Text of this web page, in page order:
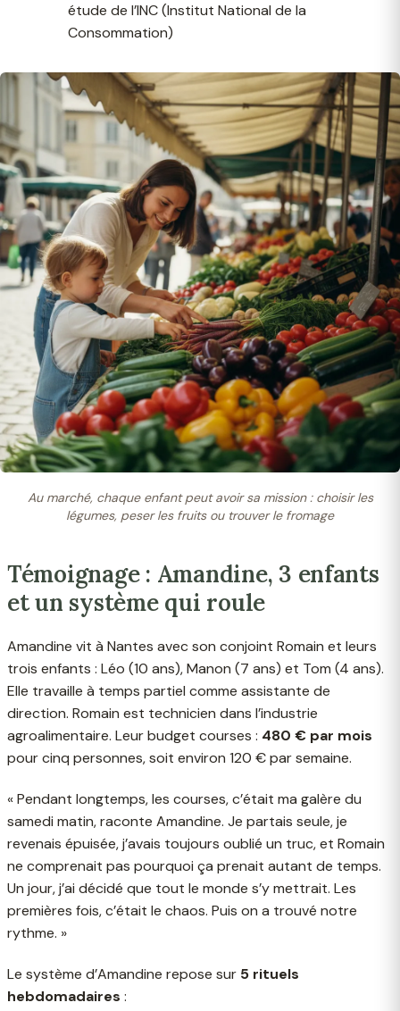
étude de l’INC (Institut National de la
Consommation)
Au marché, chaque enfant peut avoir sa mission : choisir les
légumes, peser les fruits ou trouver le fromage
Témoignage : Amandine, 3 enfants
et un système qui roule
Amandine vit à Nantes avec son conjoint Romain et leurs
trois enfants : Léo (10 ans), Manon (7 ans) et Tom (4 ans).
Elle travaille à temps partiel comme assistante de
direction. Romain est technicien dans l’industrie
agroalimentaire. Leur budget courses : 480 € par mois
pour cinq personnes, soit environ 120 € par semaine.
« Pendant longtemps, les courses, c’était ma galère du
samedi matin, raconte Amandine. Je partais seule, je
revenais épuisée, j’avais toujours oublié un truc, et Romain
ne comprenait pas pourquoi ça prenait autant de temps.
Un jour, j’ai décidé que tout le monde s’y mettrait. Les
premières fois, c’était le chaos. Puis on a trouvé notre
rythme. »
Le système d’Amandine repose sur 5 rituels
hebdomadaires :